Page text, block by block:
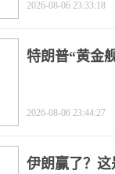
2026-08-06 23:33:18
特朗普“黄金
2026-08-06 23:44:27
伊朗赢了？这